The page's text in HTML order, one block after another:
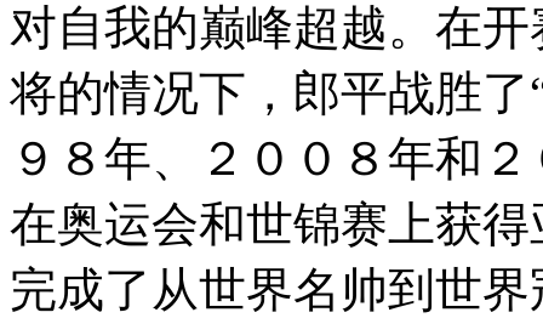
对自我的巅峰超越。在
将的情况下，郎平战胜
９８年、２００８年和
在奥运会和世锦赛上获
完成了从世界名帅到世